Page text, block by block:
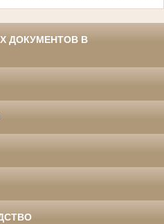
ДОКУМЕНТОВ В